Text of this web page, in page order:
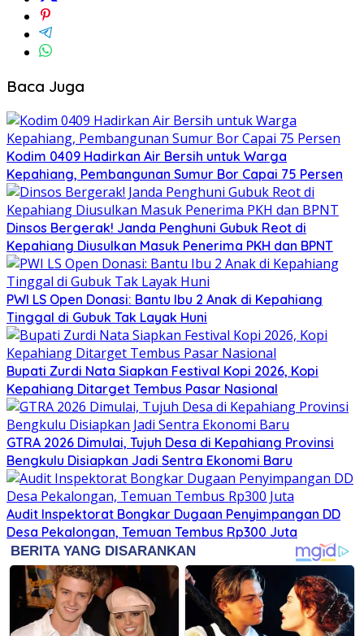
Baca Juga
Kodim 0409 Hadirkan Air Bersih untuk Warga
Kepahiang, Pembangunan Sumur Bor Capai 75 Persen
Dinsos Bergerak! Janda Penghuni Gubuk Reot di
Kepahiang Diusulkan Masuk Penerima PKH dan BPNT
PWI LS Open Donasi: Bantu Ibu 2 Anak di Kepahiang
Tinggal di Gubuk Tak Layak Huni
Bupati Zurdi Nata Siapkan Festival Kopi 2026, Kopi
Kepahiang Ditarget Tembus Pasar Nasional
GTRA 2026 Dimulai, Tujuh Desa di Kepahiang Provinsi
Bengkulu Disiapkan Jadi Sentra Ekonomi Baru
Audit Inspektorat Bongkar Dugaan Penyimpangan DD
Desa Pekalongan, Temuan Tembus Rp300 Juta